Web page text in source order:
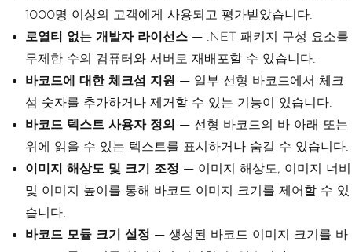
1000명 이상의 고객에게 사용되고 평가받았습니다.
로열티 없는 개발자 라이선스 — .NET 패키지 구성 요소를
무제한 수의 컴퓨터와 서버로 재배포할 수 있습니다.
바코드에 대한 체크섬 지원 — 일부 선형 바코드에서 체크
섬 숫자를 추가하거나 제거할 수 있는 기능이 있습니다.
바코드 텍스트 사용자 정의 — 선형 바코드의 바 아래 또는
위에 읽을 수 있는 텍스트를 표시하거나 숨길 수 있습니다.
이미지 해상도 및 크기 조정 — 이미지 해상도, 이미지 너비
및 이미지 높이를 통해 바코드 이미지 크기를 제어할 수 있
습니다.
바코드 모듈 크기 설정 — 생성된 바코드 이미지 크기를 바